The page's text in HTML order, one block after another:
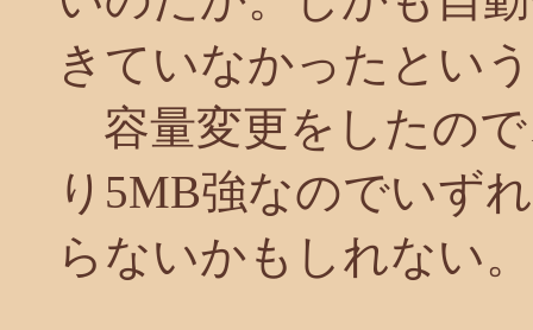
きていなかったとい
容量変更をしたの
り5MB強なのでいず
らないかもしれない。